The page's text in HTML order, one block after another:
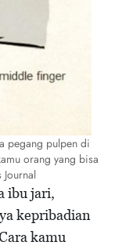
pegang pulpen di
orang yang bisa
ibu jari,
kepribadian
kamu